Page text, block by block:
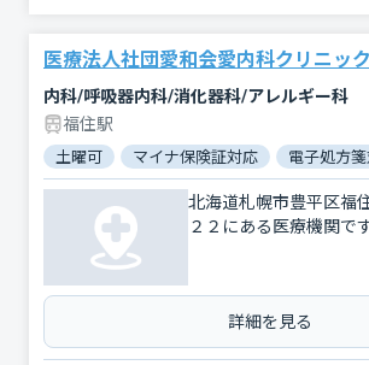
医療法人社団愛和会愛内科クリニック
内科/呼吸器内科/消化器科/アレルギー科
福住駅
土曜可 マイナ保険証対応 電子処方
北海道札幌市豊平区福
２２にある医療機関です
詳細を見る